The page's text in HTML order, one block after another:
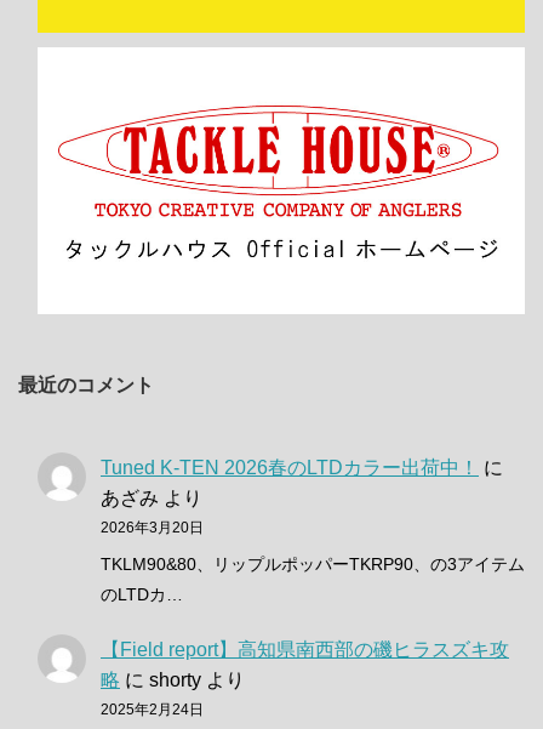
最近のコメント
Tuned K-TEN 2026春のLTDカラー出荷中！
に
あざみ より
2026年3月20日
TKLM90&80、リップルポッパーTKRP90、の3アイテム
のLTDカ…
【Field report】高知県南西部の磯ヒラスズキ攻
略 に shorty より
2025年2月24日